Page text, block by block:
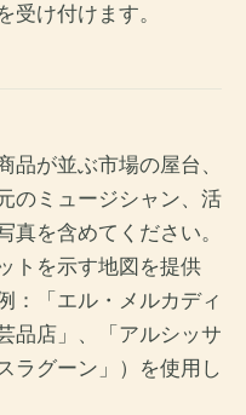
受け付けます。
品が並ぶ市場の屋台、
のミュージシャン、活
真を含めてください。
トを示す地図を提供
：「エル・メルカディ
品店」、「アルシッサ
ラグーン」）を使用し